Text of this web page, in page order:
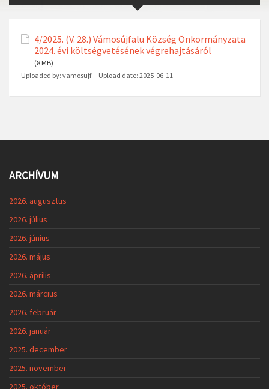
4/2025. (V. 28.) Vámosújfalu Község Önkormányzata
2024. évi költségvetésének végrehajtásáról
(8 MB)
Uploaded by: vamosujf Upload date: 2025-06-11
ARCHÍVUM
2026. augusztus
2026. július
2026. június
2026. május
2026. április
2026. március
2026. február
2026. január
2025. december
2025. november
2025. október